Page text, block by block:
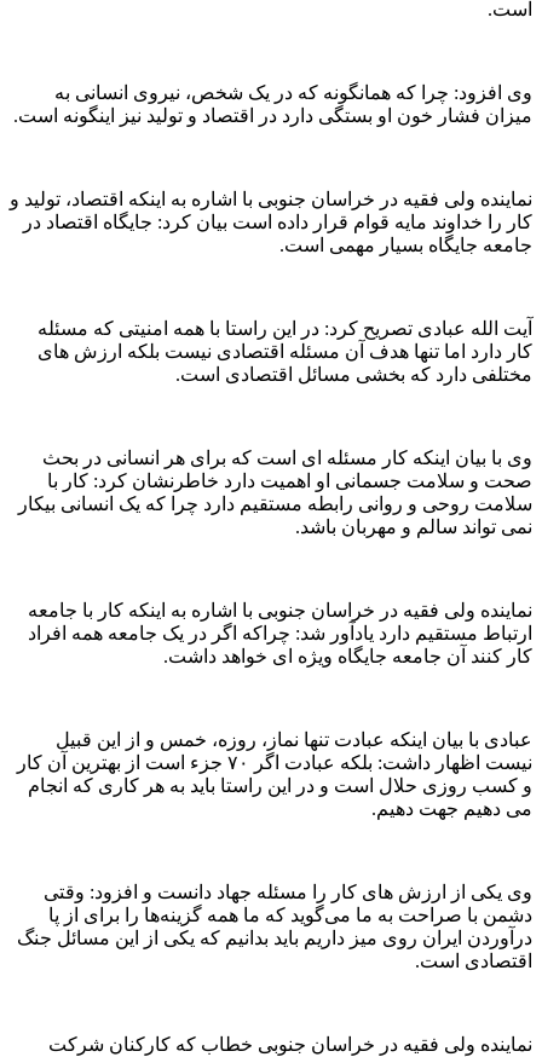
است.
وی افزود: چرا که همانگونه که در یک شخص، نیروی انسانی به
میزان فشار خون او بستگی دارد در اقتصاد و تولید نیز اینگونه است.
نماینده ولی فقیه در خراسان جنوبی با اشاره به اینکه اقتصاد، تولید و
کار را خداوند مایه قوام قرار داده است بیان کرد: جایگاه اقتصاد در
جامعه جایگاه بسیار مهمی است.
آیت الله عبادی تصریح کرد: در این راستا با همه امنیتی که مسئله
کار دارد اما تنها هدف آن مسئله اقتصادی نیست بلکه ارزش های
مختلفی دارد که بخشی مسائل اقتصادی است.
وی با بیان اینکه کار مسئله ای است که برای هر انسانی در بحث
صحت و سلامت جسمانی او اهمیت دارد خاطرنشان کرد: کار با
سلامت روحی و روانی رابطه مستقیم دارد چرا که یک انسانی بیکار
نمی تواند سالم و مهربان باشد.
نماینده ولی فقیه در خراسان جنوبی با اشاره به اینکه کار با جامعه
ارتباط مستقیم دارد یادآور شد: چراکه اگر در یک جامعه همه افراد
کار کنند آن جامعه جایگاه ویژه ای خواهد داشت.
عبادی با بیان اینکه عبادت تنها نماز، روزه، خمس و از این قبیل
نیست اظهار داشت: بلکه عبادت اگر ۷۰ جزء است از بهترین آن کار
و کسب روزی حلال است و در این راستا باید به هر کاری که انجام
می دهیم جهت دهیم.
وی یکی از ارزش های کار را مسئله جهاد دانست و افزود: وقتی
دشمن با صراحت به ما می‌گوید که ما همه گزینه‌ها را برای از پا
درآوردن ایران روی میز داریم باید بدانیم که یکی از این مسائل جنگ
اقتصادی است.
نماینده ولی فقیه در خراسان جنوبی خطاب که کارکنان شرکت